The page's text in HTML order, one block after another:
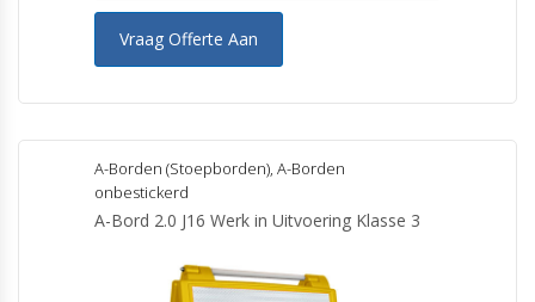
Vraag Offerte Aan
A-Borden (Stoepborden), A-Borden
onbestickerd
A-Bord 2.0 J16 Werk in Uitvoering Klasse 3